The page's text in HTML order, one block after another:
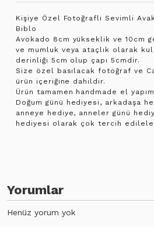
Kişiye Özel Fotoğraflı Sevimli
Biblo
Avokado 8cm yükseklik ve 10cm
ve mumluk veya ataçlık olarak
derinliği 5cm olup çapı 5cmdir.
Size özel basılacak fotoğraf ve
ürün içeriğine dahildir.
Ürün tamamen handmade el
Doğum günü hediyesi, arkadaşa
anneye hediye, anneler günü
hediyesi olarak çok tercih
Yorumlar
Henüz yorum yok